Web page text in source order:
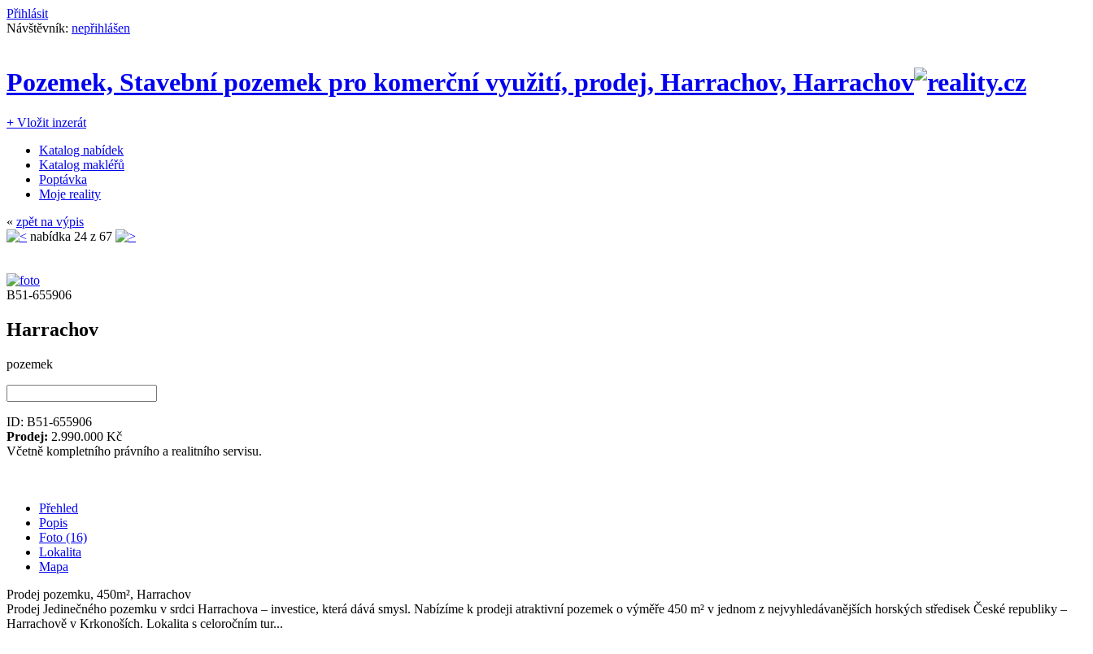
Přihlásit
Návštěvník: nepřihlášen
Pozemek, Stavební pozemek pro komerční využití, prodej, Harrachov, Harrachov
+ Vložit inzerát
Katalog nabídek
Katalog makléřů
Poptávka
Moje reality
« zpět na výpis
nabídka 24 z 67
B51-655906
Harrachov
pozemek
ID: B51-655906
Prodej: 2.990.000 Kč
Včetně kompletního právního a realitního servisu.
Přehled
Popis
Foto (16)
Lokalita
Mapa
Prodej pozemku, 450m², Harrachov
Prodej Jedinečného pozemku v srdci Harrachova – investice, která dává smysl. Nabízíme k prodeji atraktivní pozemek o výměře 450 m² v jednom z nejvyhledávanějších horských středisek České republiky –
Harrachově v Krkonoších. Lokalita s celoročním tur...